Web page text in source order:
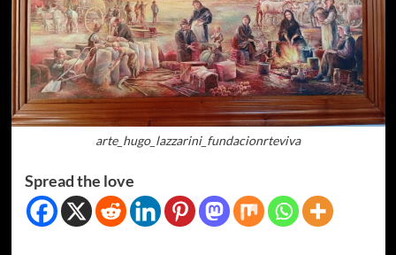
arte_hugo_lazzarini_fundacionrteviva
Spread the love